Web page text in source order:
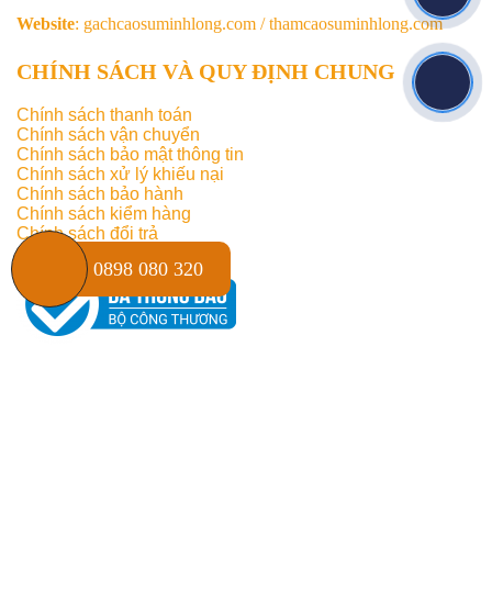
Website: gachcaosuminhlong.com / thamcaosuminhlong.com
CHÍNH SÁCH VÀ QUY ĐỊNH CHUNG
Chính sách thanh toán
Chính sách vận chuyển
Chính sách bảo mật thông tin
Chính sách xử lý khiếu nại
Chính sách bảo hành
Chính sách kiểm hàng
Chính sách đổi trả
0898 080 320